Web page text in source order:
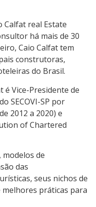
real Estate
há mais de 30
Caio Calfat tem
construtoras,
do Brasil.
é Vice-Presidente de
SECOVI-SP por
2012 a 2020) e
of Chartered
de
das
seus nichos de
melhores práticas para